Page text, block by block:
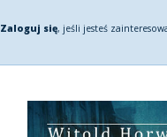
Zaloguj się, jeśli jesteś